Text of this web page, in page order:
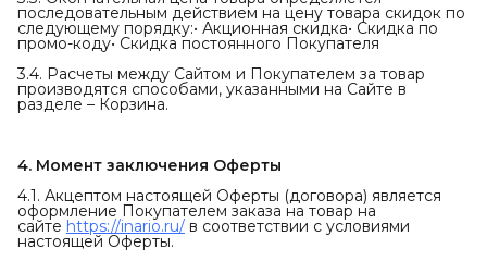
последовательным действием на цену товара скидок по
следующему порядку:• Акционная скидка• Скидка по
промо-коду• Скидка постоянного Покупателя
3.4. Расчеты между Сайтом и Покупателем за товар
производятся способами, указанными на Сайте в
разделе – Корзина.
4. Момент заключения Оферты
4.1. Акцептом настоящей Оферты (договора) является
оформление Покупателем заказа на товар на
сайте https://inario.ru/ в соответствии с условиями
настоящей Оферты.